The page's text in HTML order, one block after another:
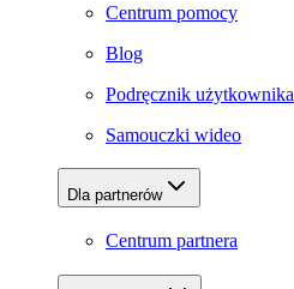
Centrum pomocy
Blog
Podręcznik użytkownika
Samouczki wideo
Dla partnerów
Centrum partnera